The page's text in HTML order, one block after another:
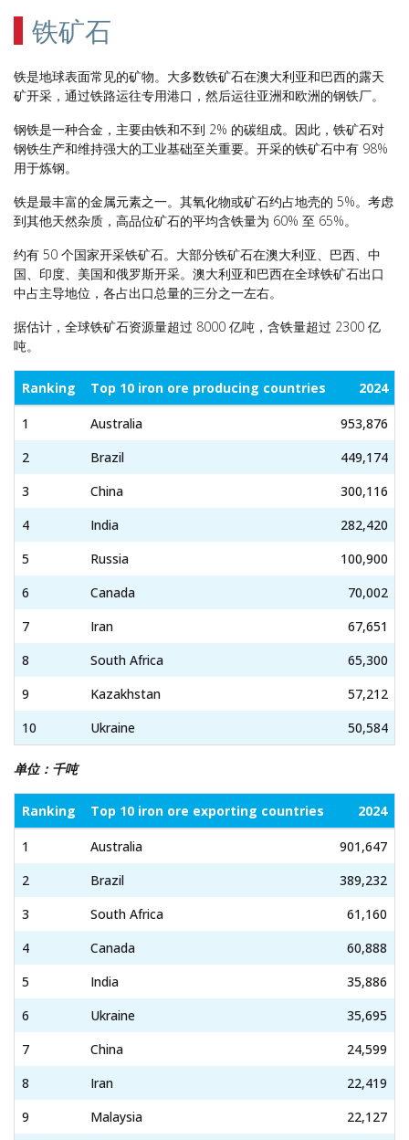
铁矿石
铁是地球表面常见的矿物。大多数铁矿石在澳大利亚和巴西的露天
矿开采，通过铁路运往专用港口，然后运往亚洲和欧洲的钢铁厂。
钢铁是一种合金，主要由铁和不到 2% 的碳组成。因此，铁矿石对
钢铁生产和维持强大的工业基础至关重要。开采的铁矿石中有 98%
用于炼钢。
铁是最丰富的金属元素之一。其氧化物或矿石约占地壳的 5%。考虑
到其他天然杂质，高品位矿石的平均含铁量为 60% 至 65%。
约有 50 个国家开采铁矿石。大部分铁矿石在澳大利亚、巴西、中
国、印度、美国和俄罗斯开采。澳大利亚和巴西在全球铁矿石出口
中占主导地位，各占出口总量的三分之一左右。
据估计，全球铁矿石资源量超过 8000 亿吨，含铁量超过 2300 亿
吨。
Ranking Top 10 iron ore producing countries 2024
1 Australia
953,876
2
Brazil
449,174
3
China
300,116
4
India
282,420
5
Russia
100,900
6
Canada
70,002
7
Iran
67,651
8
South Africa
65,300
9
Kazakhstan
57,212
10
Ukraine 50,584
单位：千吨
Ranking Top 10 iron ore exporting countries 2024
1 Australia
901,647
2
Brazil
389,232
3
South Africa
61,160
4
Canada
60,888
5
India
35,886
6
Ukraine
35,695
7
China
24,599
8
Iran
22,419
9
Malaysia
22,127